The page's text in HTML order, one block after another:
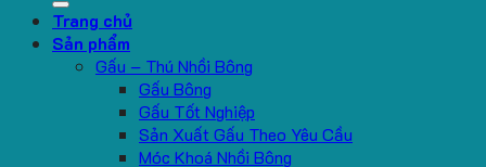
Trang chủ
Sản phẩm
Gấu – Thú Nhồi Bông
Gấu Bông
Gấu Tốt Nghiệp
Sản Xuất Gấu Theo Yêu Cầu
Móc Khoá Nhồi Bông